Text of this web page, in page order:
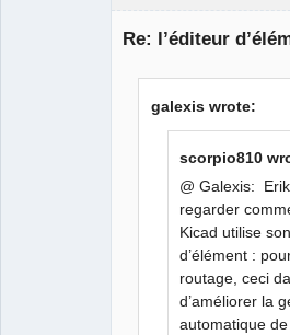
Re: l’éditeur
galexis wrote:
scorpio810
@ Galexis:
regarder
Kicad utilise
d’élément :
routage, ceci
d’améliorer la
automatique